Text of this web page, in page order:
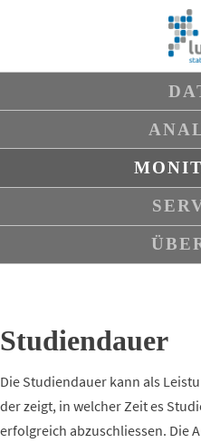
überspringen
Studiendauer
Die Studiendauer kann als
der zeigt, in welcher Zeit es
erfolgreich abzuschliessen. Die